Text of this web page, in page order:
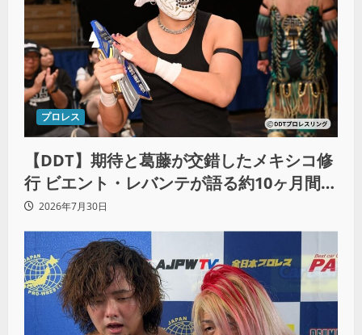
プロレス
【DDT】期待と葛藤が交錯したメキシコ修
行 ビエント・レバンテが語る約10ヶ月間の
苦悩「くすぶっている自分に腹を立ててい
る」
2026年7月30日